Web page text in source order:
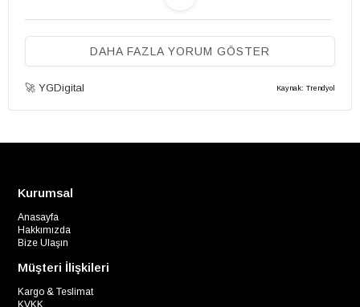
31 Aralık 2025
Ürün dediğiniz gibi çok güzel çok beğendim
DAHA FAZLA YORUM GÖSTER
🚀 YGDigital Kaynak: Trendyol
Kurumsal
Anasayfa
Hakkımızda
Bize Ulaşın
Müşteri İlişkileri
Kargo & Teslimat
KVKK